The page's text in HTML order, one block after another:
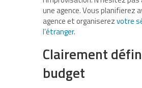
une agence. Vous planifierez
agence et organiserezvotre
l’étranger.
Clairement
budget